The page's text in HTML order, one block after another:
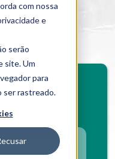
com nossa
e
serão
site. Um
para
ser rastreado.
Engenharia de